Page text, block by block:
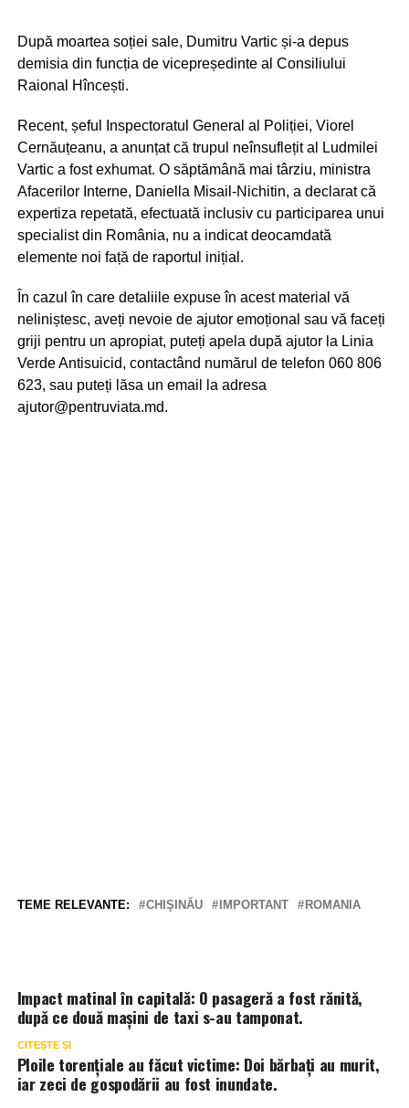
După moartea soției sale, Dumitru Vartic și-a depus
demisia din funcția de vicepreședinte al Consiliului
Raional Hîncești.
Recent, șeful Inspectoratul General al Poliției, Viorel
Cernăuțeanu, a anunțat că trupul neînsuflețit al Ludmilei
Vartic a fost exhumat. O săptămână mai târziu, ministra
Afacerilor Interne, Daniella Misail-Nichitin, a declarat că
expertiza repetată, efectuată inclusiv cu participarea unui
specialist din România, nu a indicat deocamdată
elemente noi față de raportul inițial.
În cazul în care detaliile expuse în acest material vă
neliniștesc, aveți nevoie de ajutor emoțional sau vă faceți
griji pentru un apropiat, puteți apela după ajutor la Linia
Verde Antisuicid, contactând numărul de telefon 060 806
623, sau puteți lăsa un email la adresa
ajutor@pentruviata.md.
TEME RELEVANTE: CHIŞINĂU IMPORTANT ROMANIA
Impact matinal în capitală: O pasageră a fost rănită,
după ce două mașini de taxi s-au tamponat.
CITEȘTE ȘI
Ploile torențiale au făcut victime: Doi bărbați au murit,
iar zeci de gospodării au fost inundate.